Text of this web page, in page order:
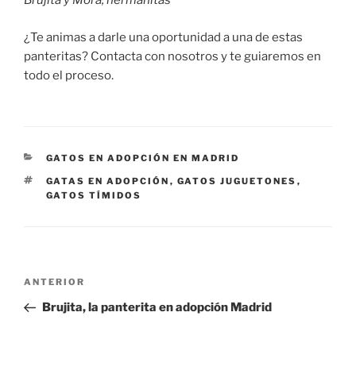
¿Te animas a darle una oportunidad a una de estas
panteritas? Contacta con nosotros y te guiaremos en
todo el proceso.
CATEGORÍAS
GATOS EN ADOPCIÓN EN MADRID
ETIQUETAS
GATAS EN ADOPCIÓN , GATOS JUGUETONES ,
GATOS TÍMIDOS
Navegación
entradas
Entrada
anterior:
ANTERIOR
Brujita, la panterita en adopción Madrid